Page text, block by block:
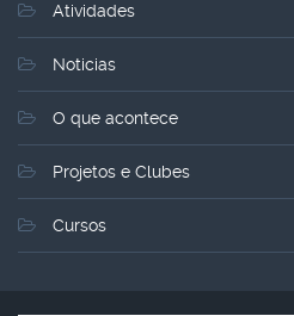
Atividades
Noticias
O que acontece
Projetos e Clubes
Cursos